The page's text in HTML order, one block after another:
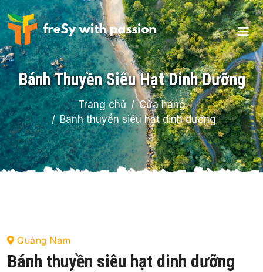
Bánh Thuyền Siêu Hạt Dinh Dưỡng
Trang chủ
Cửa hàng
Bánh thuyền siêu hạt dinh dưỡng
Quảng Nam
Bánh thuyền siêu hạt dinh dưỡng